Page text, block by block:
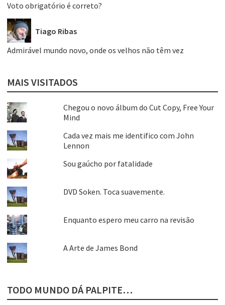
Voto obrigatório é correto?
Tiago Ribas
Admirável mundo novo, onde os velhos não têm vez
MAIS VISITADOS
Chegou o novo álbum do Cut Copy, Free Your
Mind
Cada vez mais me identifico com John
Lennon
Sou gaúcho por fatalidade
DVD Soken. Toca suavemente.
Enquanto espero meu carro na revisão
A Arte de James Bond
TODO MUNDO DÁ PALPITE…